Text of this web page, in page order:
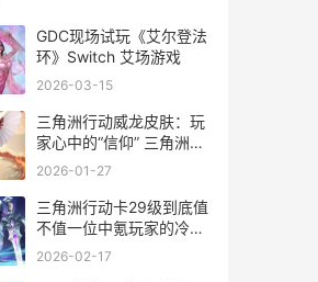
GDC现场试玩《艾尔登法
环》Switch 艾场游戏
2026-03-15
三角洲行动威龙皮肤：玩
家心中的“信仰” 三角洲行
动威龙简笔画
2026-01-27
三角洲行动卡29级到底值
不值一位中氪玩家的冷静
策略同享 三角洲行动卡顿
2026-02-17